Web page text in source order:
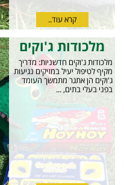
קרא עוד..
מלכודות ג'וקים
מלכודות ג'וקים חדשניות: מדריך
מקיף לטיפול יעיל במזיקים נגיעות
ג'וקים הן אתגר מתמשך העומד
בפני בעלי בתים, ...